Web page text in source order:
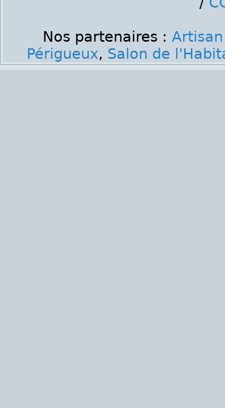
Nos partenaires :
Périgueux, Salon de